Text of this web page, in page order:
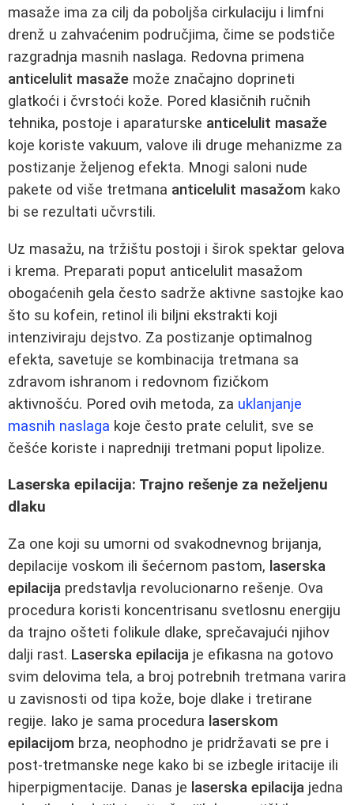
masaže ima za cilj da poboljša cirkulaciju i limfni
drenž u zahvaćenim područjima, čime se podstiče
razgradnja masnih naslaga. Redovna primena
anticelulit masaže može značajno doprineti
glatkoći i čvrstoći kože. Pored klasičnih ručnih
tehnika, postoje i aparaturske anticelulit masaže
koje koriste vakuum, valove ili druge mehanizme za
postizanje željenog efekta. Mnogi saloni nude
pakete od više tretmana anticelulit masažom kako
bi se rezultati učvrstili.
Uz masažu, na tržištu postoji i širok spektar gelova
i krema. Preparati poput anticelulit masažom
obogaćenih gela često sadrže aktivne sastojke kao
što su kofein, retinol ili biljni ekstrakti koji
intenziviraju dejstvo. Za postizanje optimalnog
efekta, savetuje se kombinacija tretmana sa
zdravom ishranom i redovnom fizičkom
aktivnošću. Pored ovih metoda, za uklanjanje
masnih naslaga koje često prate celulit, sve se
češće koriste i napredniji tretmani poput lipolize.
Laserska epilacija: Trajno rešenje za neželjenu
dlaku
Za one koji su umorni od svakodnevnog brijanja,
depilacije voskom ili šećernom pastom, laserska
epilacija predstavlja revolucionarno rešenje. Ova
procedura koristi koncentrisanu svetlosnu energiju
da trajno ošteti folikule dlake, sprečavajući njihov
dalji rast. Laserska epilacija je efikasna na gotovo
svim delovima tela, a broj potrebnih tretmana varira
u zavisnosti od tipa kože, boje dlake i tretirane
regije. Iako je sama procedura laserskom
epilacijom brza, neophodno je pridržavati se pre i
post-tretmanske nege kako bi se izbegle iritacije ili
hiperpigmentacije. Danas je laserska epilacija jedna